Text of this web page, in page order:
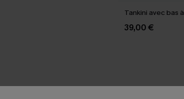
Tankini avec bas
39,00 €